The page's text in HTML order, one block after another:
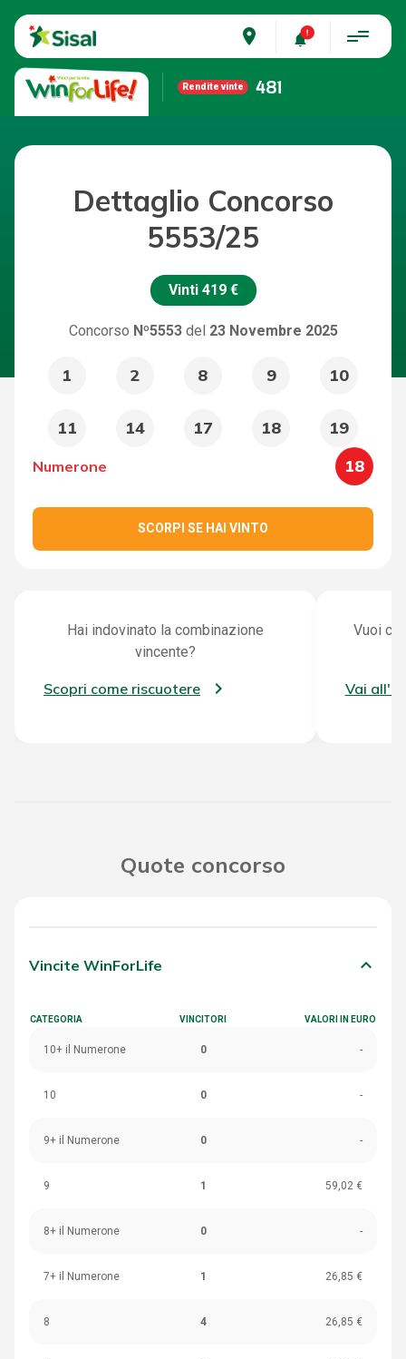
place
Rendite vinte 481
Dettaglio Concorso
5553/25
Vinti 419 €
Concorso Nº5553del 23 Novembre 2025
1 2 8 9 10
11 14 17 18 19
Numerone 18
SCORPI SE HAI VINTO
Hai indovinato la combinazione
vincente?
Scopri come riscuotere
Vuoi
Vai
Quote concorso
Vincite WinForLife keyboard_arrow_down
CATEGORIA VINCITORI VALORI IN EURO
10+ il Numerone 0 -
10 0 -
9+ il Numerone 0 -
9 1 59,02 €
8+ il Numerone 0 -
7+ il Numerone 1 26,85 €
8 4 26,85 €